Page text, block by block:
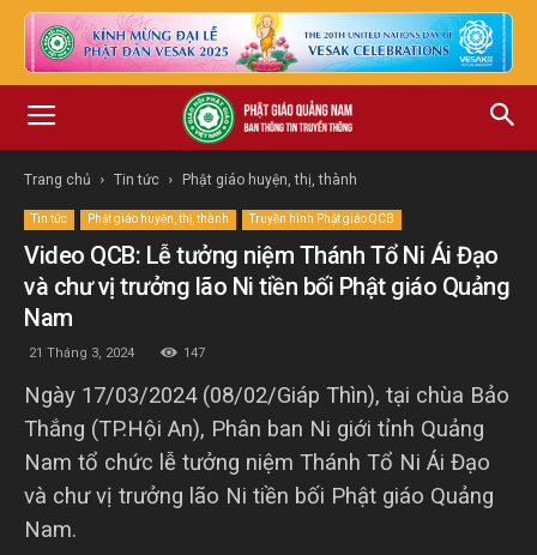
Trang chủ Tin tức Phật giáo huyện, thị, thành
Tin tức Phật giáo huyện, thị, thành Truyền hình Phật giáo QCB
Video QCB: Lễ tưởng niệm Thánh Tổ Ni Ái Đạo
và chư vị trưởng lão Ni tiền bối Phật giáo Quảng
Nam
21 Tháng 3, 2024 147
Ngày 17/03/2024 (08/02/Giáp Thìn), tại chùa Bảo
Thắng (TP.Hội An), Phân ban Ni giới tỉnh Quảng
Nam tổ chức lễ tưởng niệm Thánh Tổ Ni Ái Đạo
và chư vị trưởng lão Ni tiền bối Phật giáo Quảng
Nam.